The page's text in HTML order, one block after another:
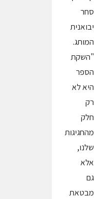
סחר
יבואנית
המותג.
"השקת
הספר
היא לא
רק
חלק
מהחגיגות
שלנו,
אלא
גם
מבטאת